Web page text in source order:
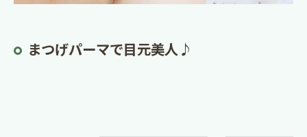
まつげパーマで目元美人♪